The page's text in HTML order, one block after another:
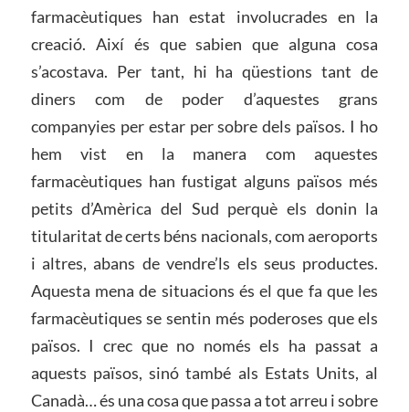
farmacèutiques han estat involucrades en la
creació. Així és que sabien que alguna cosa
s’acostava. Per tant, hi ha qüestions tant de
diners com de poder d’aquestes grans
companyies per estar per sobre dels països. I ho
hem vist en la manera com aquestes
farmacèutiques han fustigat alguns països més
petits d’Amèrica del Sud perquè els donin la
titularitat de certs béns nacionals, com aeroports
i altres, abans de vendre’ls els seus productes.
Aquesta mena de situacions és el que fa que les
farmacèutiques se sentin més poderoses que els
països. I crec que no només els ha passat a
aquests països, sinó també als Estats Units, al
Canadà… és una cosa que passa a tot arreu i sobre